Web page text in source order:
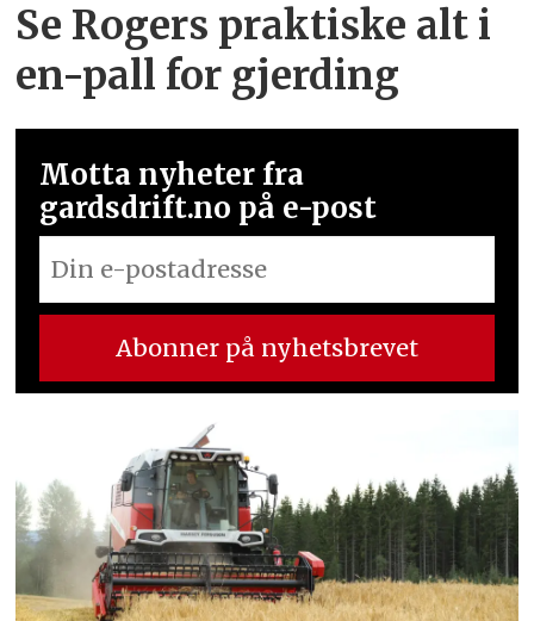
Se Rogers praktiske alt i
en-pall for gjerding
Motta nyheter fra
gardsdrift.no på e-post